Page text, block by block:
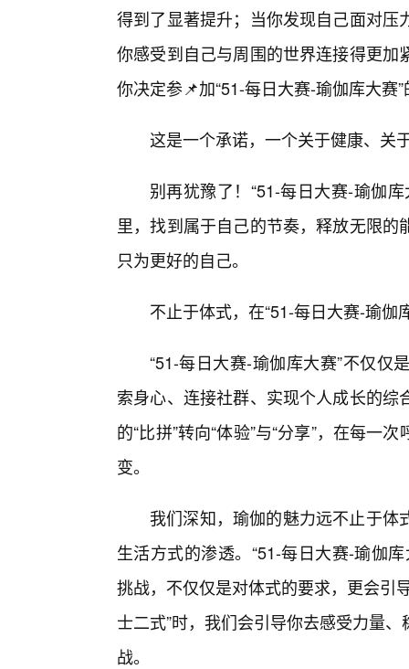
得到了显著提升；当你发现自己面对
你感受到自己与周围的世界连接得更
你决定参📌加“51-每日大赛-瑜伽库大赛
这是一个承诺，一个关于健康、关
别再犹豫了！“51-每日大赛-瑜伽
里，找到属于自己的节奏，释放无限
只为更好的自己。
不止于体式，在“51-每日大赛-瑜伽
“51-每日大赛-瑜伽库大赛”不仅仅
索身心、连接社群、实现个人成长的
的“比拼”转向“体验”与“分享”，在每一
变。
我们深知，瑜伽的魅力远不止于
生活方式的渗透。“51-每日大赛-瑜伽
挑战，不仅仅是对体式的要求，更会引
士二式”时，我们会引导你去感受力量
战。